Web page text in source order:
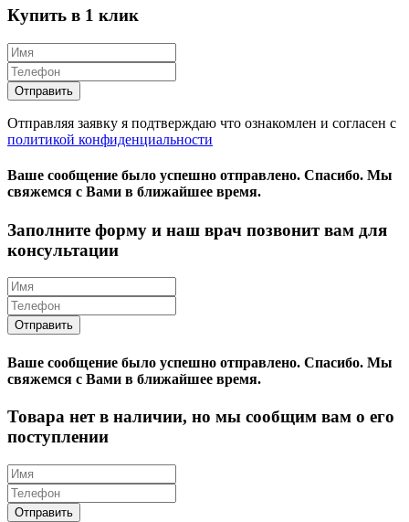
Купить в 1 клик
Отправляя заявку я подтверждаю что ознакомлен и согласен с
политикой конфиденциальности
Ваше сообщение было успешно отправлено. Спасибо. Mы
свяжемся с Вами в ближайшее время.
Заполните форму и наш врач позвонит вам для
консультации
Ваше сообщение было успешно отправлено. Спасибо. Mы
свяжемся с Вами в ближайшее время.
Товара нет в наличии, но мы сообщим вам о его
поступлении